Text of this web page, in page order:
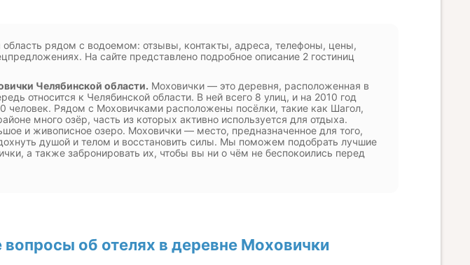
рядом с водоемом: отзывы, контакты, адреса, телефоны, цены,
На сайте представлено подробное описание 2 гостиниц
Челябинской области. Моховички — это деревня, расположенная в
относится к Челябинской области. В ней всего 8 улиц, и на 2010 год
человек. Рядом с Моховичками расположены посёлки, такие как Шагол,
много озёр, часть из которых активно используется для отдыха.
и живописное озеро. Моховички — место, предназначенное для того,
душой и телом и восстановить силы. Мы поможем подобрать лучшие
а также забронировать их, чтобы вы ни о чём не беспокоились перед
об отелях в деревне Моховички